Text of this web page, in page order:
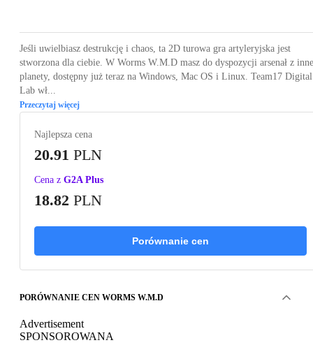
Jeśli uwielbiasz destrukcję i chaos, ta 2D turowa gra artyleryjska jest
stworzona dla ciebie. W Worms W.M.D masz do dyspozycji arsenał z
planety, dostępny już teraz na Windows, Mac OS i Linux. Team17 Digital
Lab wł...
Przeczytaj więcej
Najlepsza cena
20.91 PLN
Cena z G2A Plus
18.82 PLN
Porównanie cen
PORÓWNANIE CEN WORMS W.M.D
Advertisement
SPONSOROWANA